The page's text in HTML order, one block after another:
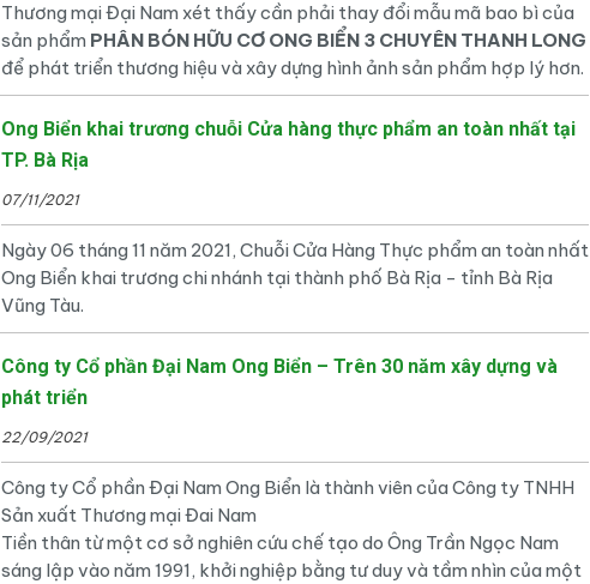
Thương mại Đại Nam xét thấy cần phải thay đổi mẫu mã bao bì của
sản phẩm PHÂN BÓN HỮU CƠ ONG BIỂN 3 CHUYÊN THANH LONG
để phát triển thương hiệu và xây dựng hình ảnh sản phẩm hợp lý hơn.
Ong Biển khai trương chuỗi Cửa hàng thực phẩm an toàn nhất tại
TP. Bà Rịa
07/11/2021
Ngày 06 tháng 11 năm 2021, Chuỗi Cửa Hàng Thực phẩm an toàn nhất
Ong Biển khai trương chi nhánh tại thành phố Bà Rịa - tỉnh Bà Rịa
Vũng Tàu.
Công ty Cổ phần Đại Nam Ong Biển – Trên 30 năm xây dựng và
phát triển
22/09/2021
Công ty Cổ phần Đại Nam Ong Biển là thành viên của Công ty TNHH
Sản xuất Thương mại Đai Nam
Tiền thân từ một cơ sở nghiên cứu chế tạo do Ông Trần Ngọc Nam
sáng lập vào năm 1991, khởi nghiệp bằng tư duy và tầm nhìn của một